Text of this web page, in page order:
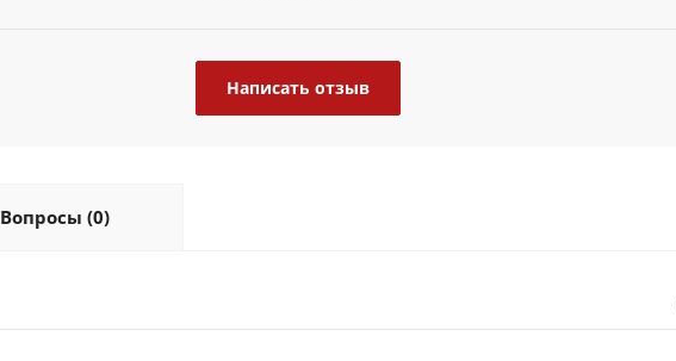
Написать отзыв
Вопросы (0)